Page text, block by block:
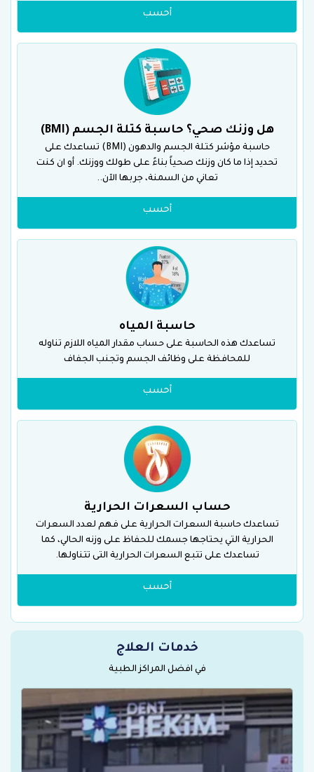
أحسب
هل وزنك صحي؟ حاسبة كتلة الجسم (BMI)
حاسبة مؤشر كتلة الجسم والدهون (BMI) تساعدك على
تحديد إذا ما كان وزنك صحياً بناءً على طولك ووزنك. أو ان كنت
تعاني من السمنة، جربها الآن..
أحسب
حاسبة المياه
تساعدك هذه الحاسبة على حساب مقدار المياه اللازم تناوله
للمحافظة على وظائف الجسم وتجنب الجفاف
أحسب
حساب السعرات الحرارية
تساعدك حاسبة السعرات الحرارية على فهم لعدد السعرات
الحرارية التي يحتاجها جسمك للحفاظ على وزنه الحالي، كما
تساعدك على تتبع السعرات الحرارية التى تتناولها.
أحسب
خدمات العلاج
في افضل المراكز الطبية